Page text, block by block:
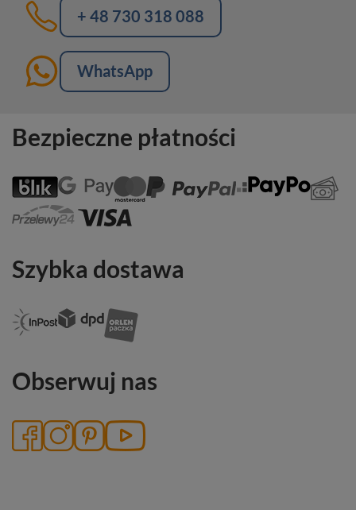
+ 48 730 318 088
WhatsApp
Bezpieczne płatności
Szybka dostawa
Obserwuj nas